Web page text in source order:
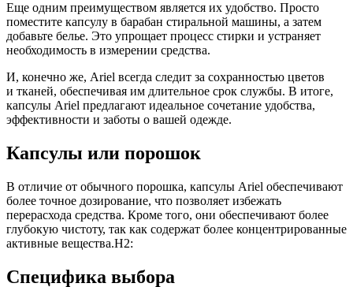
Еще одним преимуществом является их удобство. Просто
поместите капсулу в барабан стиральной машины, а затем
добавьте белье. Это упрощает процесс стирки и устраняет
необходимость в измерении средства.
И, конечно же, Ariel всегда следит за сохранностью цветов
и тканей, обеспечивая им длительное срок службы. В итоге,
капсулы Ariel предлагают идеальное сочетание удобства,
эффективности и заботы о вашей одежде.
Капсулы или порошок
В отличие от обычного порошка, капсулы Ariel обеспечивают
более точное дозирование, что позволяет избежать
перерасхода средства. Кроме того, они обеспечивают более
глубокую чистоту, так как содержат более концентрированные
активные вещества.H2:
Специфика выбора